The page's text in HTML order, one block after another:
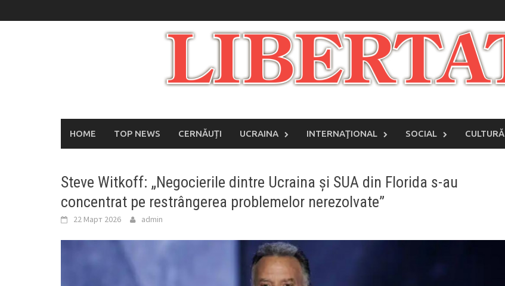
to
HOME TOP NEWS CERNĂUȚI UCRAINA INTERNAŢIONAL SOCIAL CULTURĂ
Steve Witkoff: „Negocierile dintre Ucraina și SUA din Florida s-au
concentrat pe restrângerea problemelor nerezolvate”
22 Март 2026 admin